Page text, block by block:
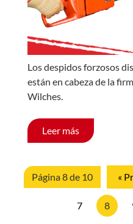
Los despidos forzosos
están en cabeza de la
Wilches.
Leer más
Página 8 de 10 «
7 8